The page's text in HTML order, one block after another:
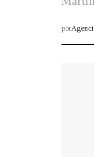
por